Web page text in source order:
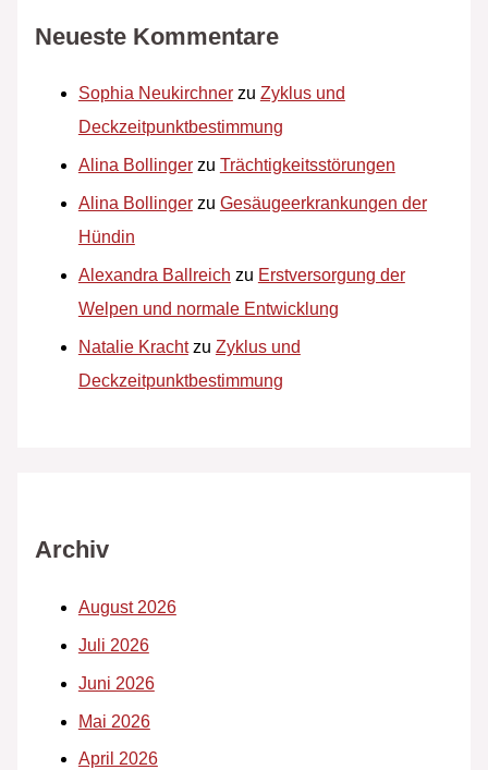
Neueste Kommentare
Sophia Neukirchnerzu Zyklus und
Deckzeitpunktbestimmung
Alina Bollingerzu Trächtigkeitsstörungen
Alina Bollingerzu Gesäugeerkrankungen der
Hündin
Alexandra Ballreich zu Erstversorgung der
Welpen und normale Entwicklung
Natalie Krachtzu Zyklus und
Deckzeitpunktbestimmung
Archiv
August 2026
Juli 2026
Juni 2026
Mai 2026
April 2026